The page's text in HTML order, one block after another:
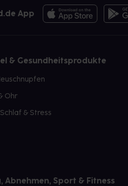
App
& Gesundheitsprodukte
Ohr
& Stress
Abnehmen, Sport & Fitness